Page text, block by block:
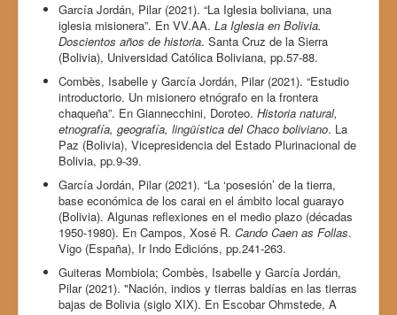
García Jordán, Pilar (2021). “La Iglesia boliviana, una
iglesia misionera”. En VV.AA. La Iglesia en Bolivia.
Doscientos años de historia. Santa Cruz de la Sierra
(Bolivia), Universidad Católica Boliviana, pp.57-88.
Combès, Isabelle y García Jordán, Pilar (2021). “Estudio
introductorio. Un misionero etnógrafo en la frontera
chaqueña”. En Giannecchini, Doroteo. Historia natural,
etnografía, geografía, lingüística del Chaco boliviano. La
Paz (Bolivia), Vicepresidencia del Estado Plurinacional de
Bolivia, pp.9-39.
García Jordán, Pilar (2021). “La ‘posesión’ de la tierra,
base económica de los carai en el ámbito local guarayo
(Bolivia). Algunas reflexiones en el medio plazo (décadas
1950-1980). En Campos, Xosé R. Cando Caen as Follas.
Vigo (España), Ir Indo Edicións, pp.241-263.
Guiteras Mombiola; Combès, Isabelle y García Jordán,
Pilar (2021). "Nación, indios y tierras baldías en las tierras
bajas de Bolivia (siglo XIX). En Escobar Ohmstede, A